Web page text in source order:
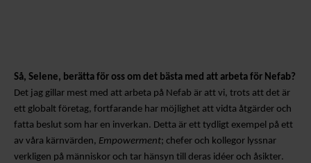
Så, Selene, berätta för oss om det bästa med att arbeta för Nefab?
Det jag gillar mest med att arbeta på Nefab är att vi, trots att det är
ett globalt företag, fortfarande har möjlighet att vidta åtgärder och
fatta beslut som har en inverkan. Detta är ett tydligt exempel på ett
av våra kärnvärden, Empowerment; chefer och kollegor lyssnar
verkligen på människor och tar hänsyn till deras idéer och åsikter.